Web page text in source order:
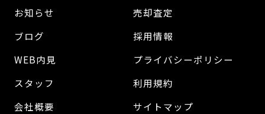
お知らせ
ブログ
WEB内見
スタッフ
会社概要
売却査定
採用情報
プライバシーポリシー
利用規約
サイトマップ